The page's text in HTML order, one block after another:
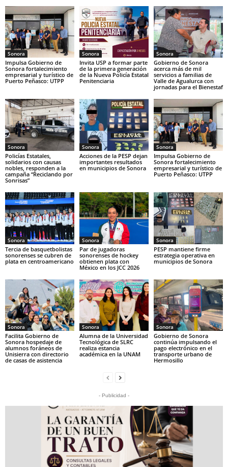
Sonora
Impulsa Gobierno de
Sonora fortalecimiento
empresarial y turístico de
Puerto Peñasco: UTPP
Sonora
Invita USP a formar parte
de la primera generación
de la Nueva Policía Estatal
Penitenciaria
Sonora
Gobierno de Sonora
acerca más de mil
servicios a familias de
Valle de Agualurca con
jornadas para el Bienestaf
Sonora
Policías Estatales,
solidarios con causas
nobles, responden a la
campaña “Reciclando por
Sonrisas”
Sonora
Acciones de la PESP dejan
importantes resultados
en municipios de Sonora
Sonora
Impulsa Gobierno de
Sonora fortalecimiento
empresarial y turístico de
Puerto Peñasco: UTPP
Sonora
Tercia de basquetbolistas
sonorenses se cubren de
plata en centroamericano
Sonora
Par de jugadoras
sonorenses de hockey
obtienen plata con
México en los JCC 2026
Sonora
PESP mantiene firme
estrategia operativa en
municipios de Sonora
Sonora
Facilita Gobierno de
Sonora hospedaje de
alumnos foráneos de
Unisierra con directorio
de casas de asistencia
Sonora
Alumna de la Universidad
Tecnológica de SLRC
realiza estancia
académica en la UNAM
Sonora
Gobierno de Sonora
continúa impulsando el
pago electrónico en el
transporte urbano de
Hermosillo
- Publicidad -